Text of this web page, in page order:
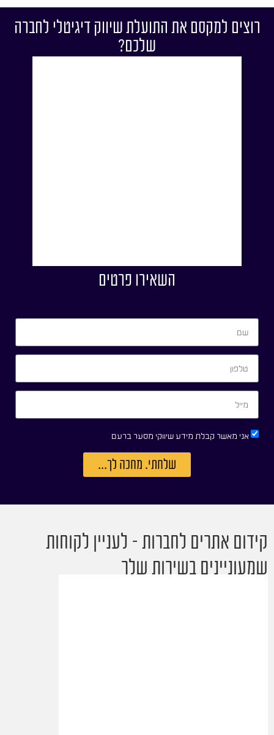
רוצים למקסם את התועלת שיווק דיגיטלי לחברה
שלכם?
השאירו פרטים
אני מאשר קבלת מידע שיווקי מסער ברעם
שלחתי. מחכה לך...
קידום אתרים לחברות – לעניין לקוחות
שמעוניינים בשירות שלך